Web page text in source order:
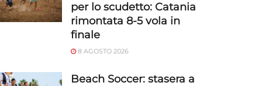
per lo scudetto: Catania
rimontata 8-5 vola in
finale
8 AGOSTO 2026
Beach Soccer: stasera a